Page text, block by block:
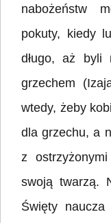
nabożeństw
pokuty, kiedy
długo, aż byli
grzechem
wtedy, żeby
dla grzechu, a
z
swoją twarzą.
Święty